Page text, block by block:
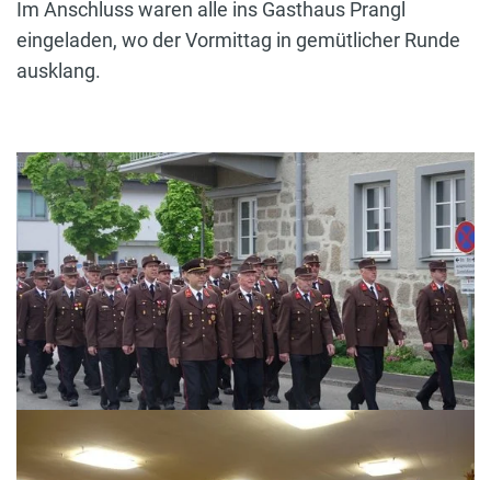
Im Anschluss waren alle ins Gasthaus Prangl
eingeladen, wo der Vormittag in gemütlicher Runde
ausklang.